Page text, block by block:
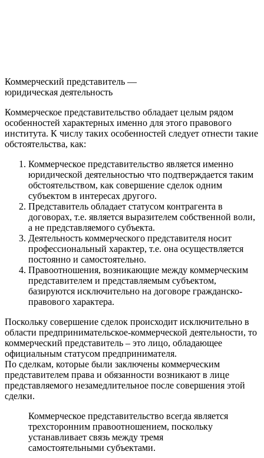
Коммерческий представитель —
юридическая деятельность
Коммерческое представительство обладает целым рядом
особенностей характерных именно для этого правового
института. К числу таких особенностей следует отнести такие
обстоятельства, как:
Коммерческое представительство является именно
юридической деятельностью что подтверждается таким
обстоятельством, как совершение сделок одним
субъектом в интересах другого.
Представитель обладает статусом контрагента в
договорах, т.е. является выразителем собственной воли,
а не представляемого субъекта.
Деятельность коммерческого представителя носит
профессиональный характер, т.е. она осуществляется
постоянно и самостоятельно.
Правоотношения, возникающие между коммерческим
представителем и представляемым субъектом,
базируются исключительно на договоре гражданско-
правового характера.
Поскольку совершение сделок происходит исключительно в
области предпринимательское-коммерческой деятельности, то
коммерческий представитель – это лицо, обладающее
официальным статусом предпринимателя.
По сделкам, которые были заключены коммерческим
представителем права и обязанности возникают в лице
представляемого незамедлительное после совершения этой
сделки.
Коммерческое представительство всегда является
трехсторонним правоотношением, поскольку
устанавливает связь между тремя
самостоятельными субъектами.